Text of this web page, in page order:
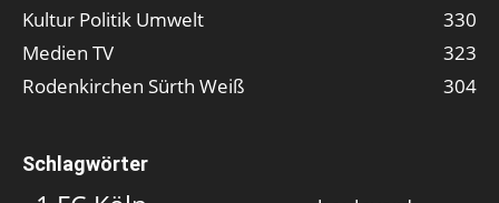
Kultur Politik Umwelt
330
Medien TV
323
Rodenkirchen Sürth Weiß
304
Schlagwörter